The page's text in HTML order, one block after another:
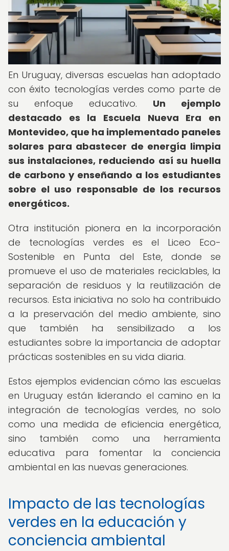
En Uruguay, diversas escuelas han adoptado
con éxito tecnologías verdes como parte de
su enfoque educativo. Un ejemplo
destacado es la Escuela Nueva Era en
Montevideo, que ha implementado paneles
solares para abastecer de energía limpia
sus instalaciones, reduciendo así su huella
de carbono y enseñando a los estudiantes
sobre el uso responsable de los recursos
energéticos.
Otra institución pionera en la incorporación
de tecnologías verdes es el Liceo Eco-
Sostenible en Punta del Este, donde se
promueve el uso de materiales reciclables, la
separación de residuos y la reutilización de
recursos. Esta iniciativa no solo ha contribuido
a la preservación del medio ambiente, sino
que también ha sensibilizado a los
estudiantes sobre la importancia de adoptar
prácticas sostenibles en su vida diaria.
Estos ejemplos evidencian cómo las escuelas
en Uruguay están liderando el camino en la
integración de tecnologías verdes, no solo
como una medida de eficiencia energética,
sino también como una herramienta
educativa para fomentar la conciencia
ambiental en las nuevas generaciones.
Impacto de las tecnologías
verdes en la educación y
conciencia ambiental